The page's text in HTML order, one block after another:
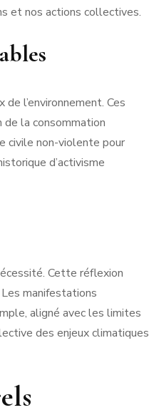
et nos actions collectives.
l’environnement. Ces
la consommation
civile non-violente pour
d’activisme
Cette réflexion
manifestations
aligné avec les limites
des enjeux climatiques